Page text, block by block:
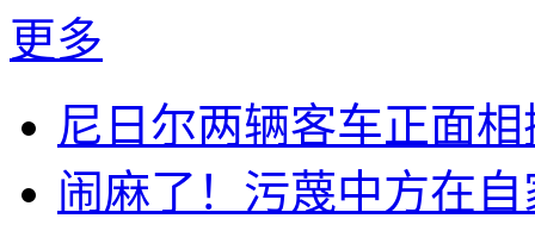
更多
尼日尔两辆客车正面
闹麻了！污蔑中方在